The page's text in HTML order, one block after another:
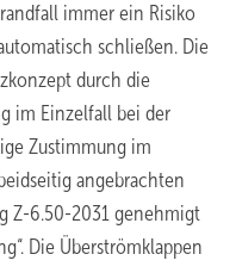
immer ein Risiko
schließen. Die
durch die
im Einzelfall bei der
Zustimmung im
angebrachten
Z-6.50-2031 genehmigt
Die Überströmklappen